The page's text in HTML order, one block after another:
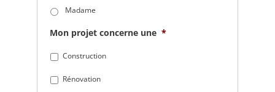
Madame
Mon projet concerne une *
Construction
Rénovation